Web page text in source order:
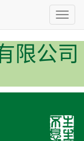
限公司
Nav1